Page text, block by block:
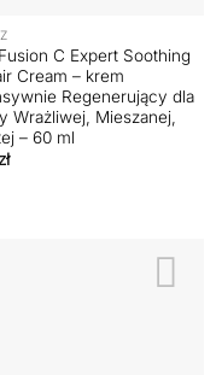
C Expert Soothing
Cream – krem
Regenerujący dla
Wrażliwej, Mieszanej,
– 60 ml
zł